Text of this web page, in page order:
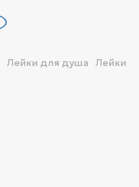
Лейки для душа Лейки